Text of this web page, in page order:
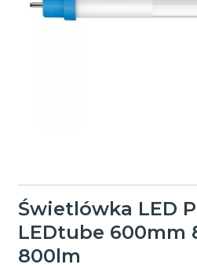
Świetlówka LED
LEDtube 600mm
800lm